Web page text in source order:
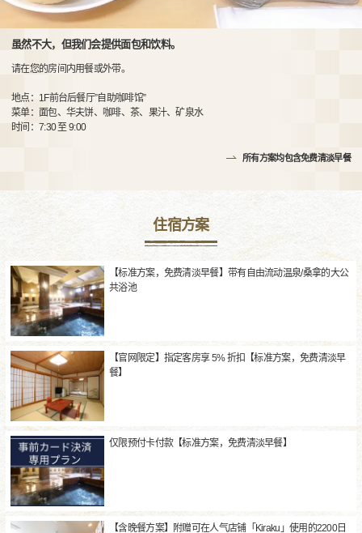
虽然不大，但我们会提供面包和饮料。
请在您的房间内用餐或外带。
地点：1F前台后餐厅”自助咖啡馆”
菜单：面包、华夫饼、咖啡、茶、果汁、矿泉水
时间：7:30 至 9:00
所有方案均包含免费清淡早餐
住宿方案
【标准方案，免费清淡早餐】带有自由流动温泉/桑拿的大公
共浴池
【官网限定】指定客房享 5% 折扣【标准方案，免费清淡早
餐】
仅限预付卡付款【标准方案，免费清淡早餐】
【含晚餐方案】附赠可在人气店铺「Kiraku」使用的2200日